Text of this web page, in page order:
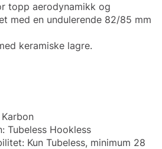
topp aerodynamikk og
med en undulerende 82/85 mm
keramiske lagre.
Tubeless Hookless
Kun Tubeless, minimum 28